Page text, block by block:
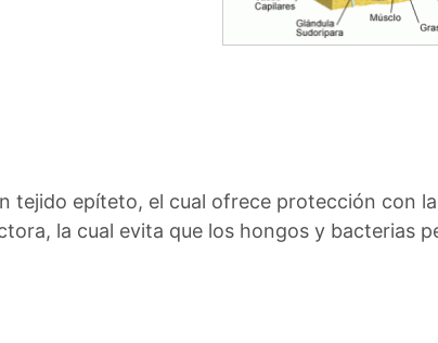
tejido epíteto, el cual ofrece protección con
la cual evita que los hongos y bacterias